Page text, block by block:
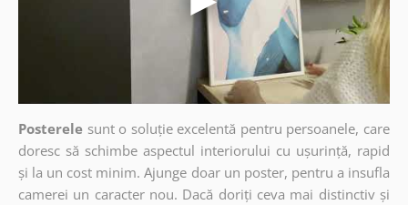
Posterele sunt o soluție excelentă pentru persoanele, care
doresc să schimbe aspectul interiorului cu ușurință, rapid
și la un cost minim. Ajunge doar un poster, pentru a insufla
camerei un caracter nou. Dacă doriți ceva mai distinctiv și